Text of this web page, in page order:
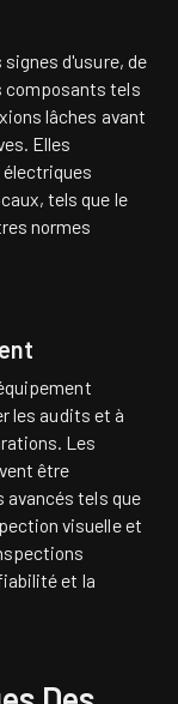
d'usure, de
composants tels
lâches avant
Elles
tels que le
normes
les audits et à
Les
être
avancés tels que
visuelle et
et la